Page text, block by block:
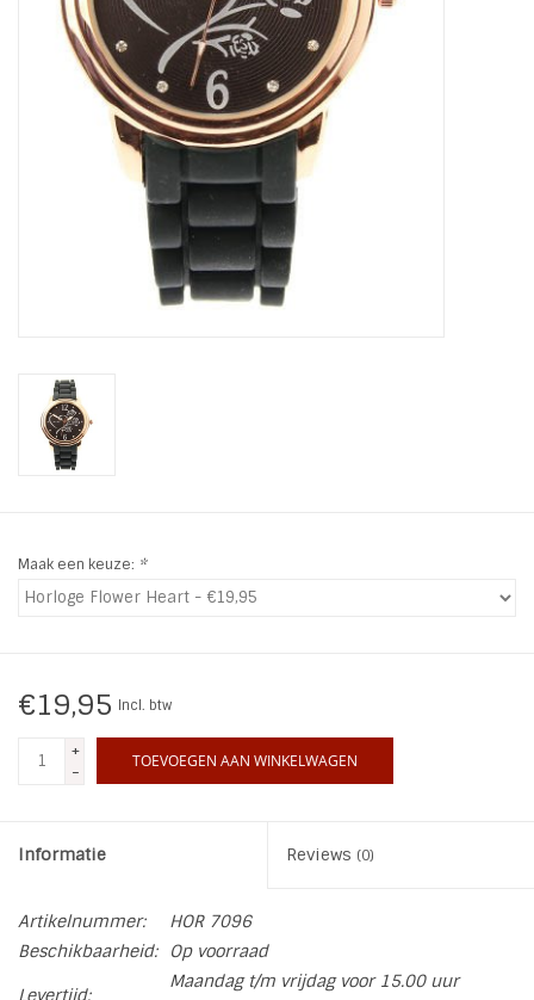
ON THE BEACH
Charmin*s
Ohlala Jewels
LIFESTYLE PRODUCTEN
Blog
Maak een keuze: *
€19,95 Incl. btw
+
-
TOEVOEGEN AAN WINKELWAGEN
Informatie Reviews (0)
Artikelnummer:
HOR 7096
Beschikbaarheid:
Op voorraad
Levertijd:
Maandag t/m vrijdag voor 15.00 uur